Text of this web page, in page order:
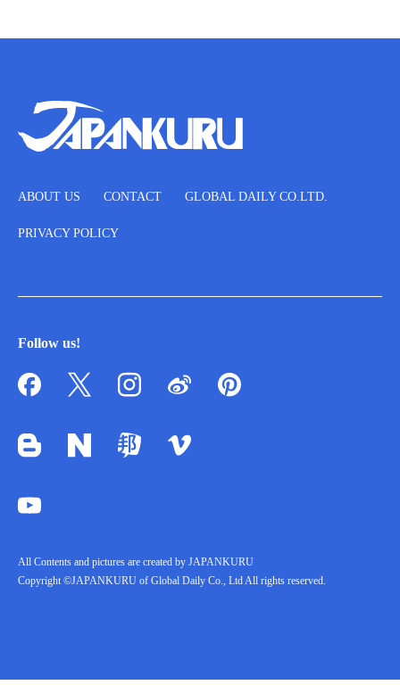
ABOUT US CONTACT GLOBAL DAILY CO.LTD.
PRIVACY POLICY
Follow us!
All Contents and pictures are created by JAPANKURU
Copyright ©JAPANKURU of Global Daily Co., Ltd All rights reserved.